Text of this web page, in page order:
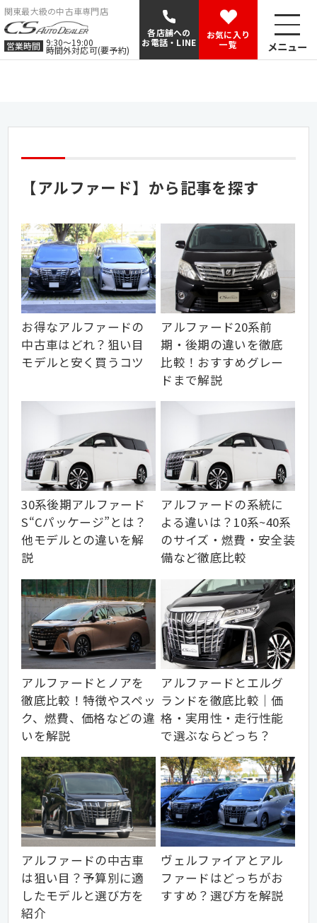
関東最大級の中古車専門店
営業時間 9:30〜19:00
時間外対応可(要予約)
各店舗への
お電話・LINE
お気に入り
一覧
メニュー
【アルファード】から記事を探す
お得なアルファードの
中古車はどれ？狙い目
モデルと安く買うコツ
アルファード20系前
期・後期の違いを徹底
比較！おすすめグレー
ドまで解説
30系後期アルファード
S“Cパッケージ”とは？
他モデルとの違いを解
説
アルファードの系統に
よる違いは？10系~40系
のサイズ・燃費・安全装
備など徹底比較
アルファードとノアを
徹底比較！特徴やスペッ
ク、燃費、価格などの違
いを解説
アルファードとエルグ
ランドを徹底比較｜価
格・実用性・走行性能
で選ぶならどっち？
アルファードの中古車
は狙い目？予算別に適
したモデルと選び方を
紹介
ヴェルファイアとアル
ファードはどっちがお
すすめ？選び方を解説